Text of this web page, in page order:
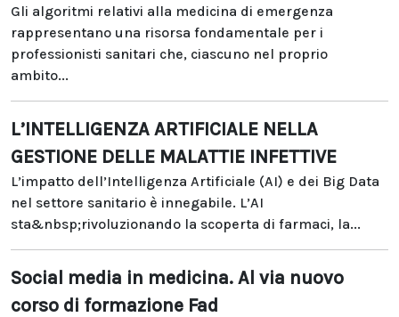
Gli algoritmi relativi alla medicina di emergenza
rappresentano una risorsa fondamentale per i
professionisti sanitari che, ciascuno nel proprio
ambito...
L’INTELLIGENZA ARTIFICIALE NELLA
GESTIONE DELLE MALATTIE INFETTIVE
L’impatto dell’Intelligenza Artificiale (AI) e dei Big Data
nel settore sanitario è innegabile. L’AI
sta&nbsp;rivoluzionando la scoperta di farmaci, la...
Social media in medicina. Al via nuovo
corso di formazione Fad